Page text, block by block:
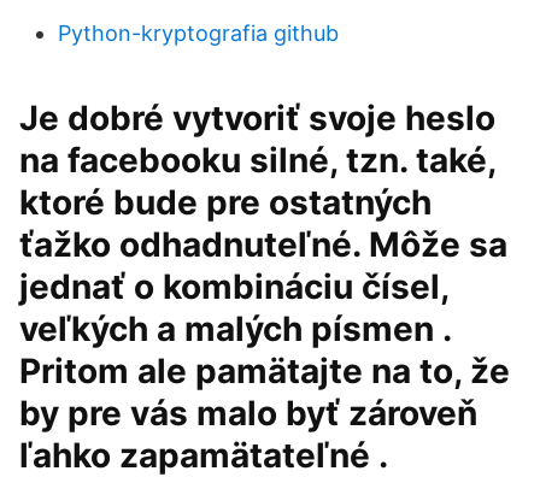
Python-kryptografia github
Je dobré vytvoriť svoje heslo
na facebooku silné, tzn. také,
ktoré bude pre ostatných
ťažko odhadnuteľné. Môže sa
jednať o kombináciu čísel,
veľkých a malých písmen .
Pritom ale pamätajte na to, že
by pre vás malo byť zároveň
ľahko zapamätateľné .